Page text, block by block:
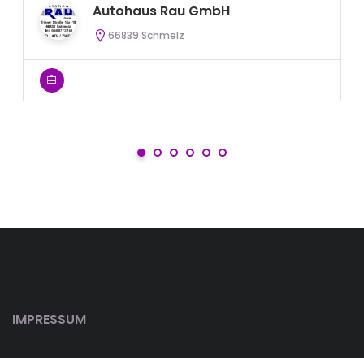
Autohaus Rau GmbH
66839 Schmelz
IMPRESSUM